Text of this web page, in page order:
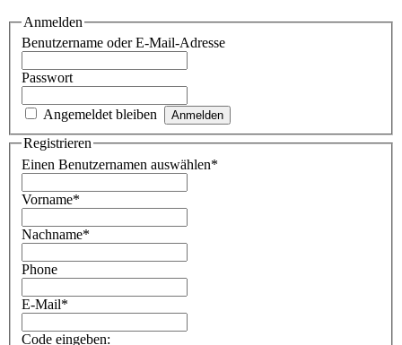
Anmelden
Benutzername oder E-Mail-Adresse
Passwort
Angemeldet bleiben
Registrieren
Einen Benutzernamen auswählen*
Vorname*
Nachname*
Phone
E-Mail*
Code eingeben: